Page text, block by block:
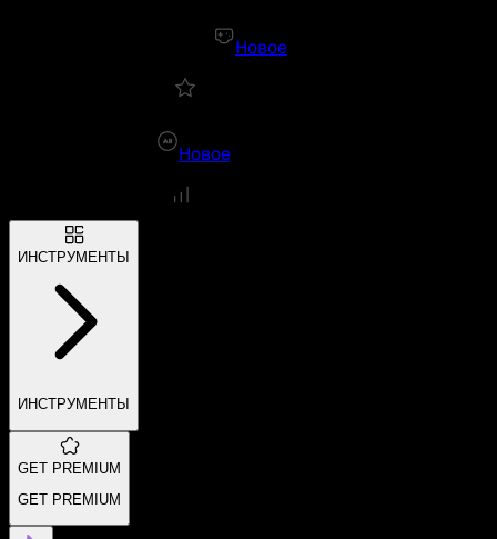
Новое
Новое
ИНСТРУМЕНТЫ
ИНСТРУМЕНТЫ
GET PREMIUM
GET PREMIUM